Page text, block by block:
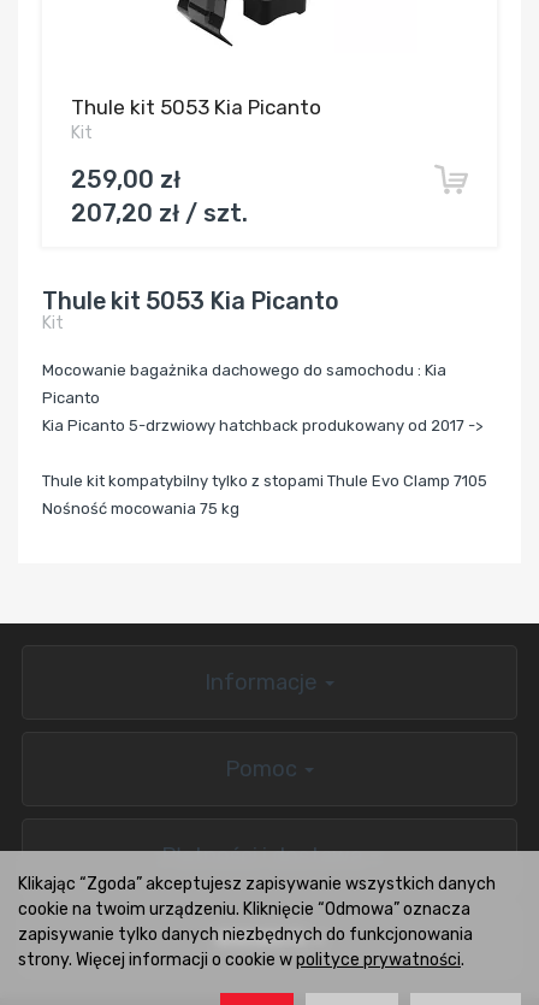
Thule kit 5053 Kia Picanto
Kit
259,00 zł
207,20 zł / szt.
Thule kit 5053 Kia Picanto
Kit
Mocowanie bagażnika dachowego do samochodu : Kia
Picanto
Kia Picanto 5-drzwiowy hatchback produkowany od 2017 ->
Thule kit kompatybilny tylko z stopami Thule Evo Clamp 7105
Nośność mocowania 75 kg
Informacje
Pomoc
Płatności i dostawa
BOXCARS.PL
Klikając “Zgoda” akceptujesz zapisywanie wszystkich danych
cookie na twoim urządzeniu. Kliknięcie “Odmowa” oznacza
zapisywanie tylko danych niezbędnych do funkcjonowania
strony. Więcej informacji o cookie wpolityce prywatności.